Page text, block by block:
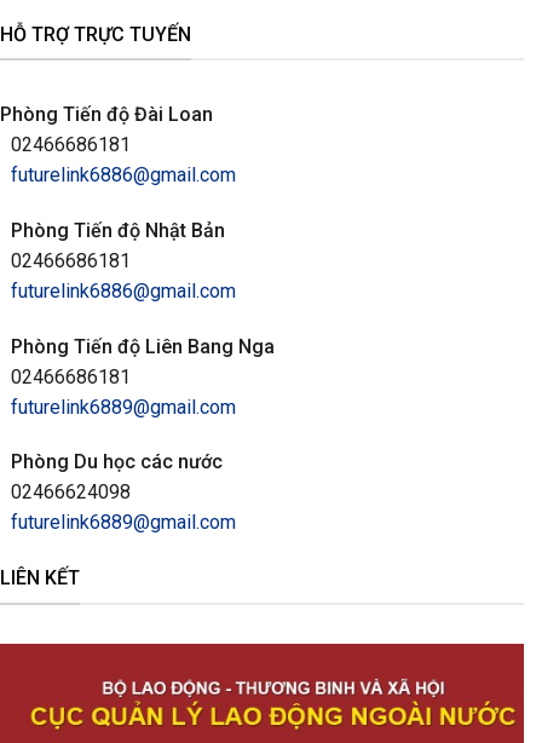
HỖ TRỢ TRỰC TUYẾN
Phòng Tiến độ Đài Loan
02466686181
futurelink6886@gmail.com
Phòng Tiến độ Nhật Bản
02466686181
futurelink6886@gmail.com
Phòng Tiến độ Liên Bang Nga
02466686181
futurelink6889@gmail.com
Phòng Du học các nước
02466624098
futurelink6889@gmail.com
LIÊN KẾT